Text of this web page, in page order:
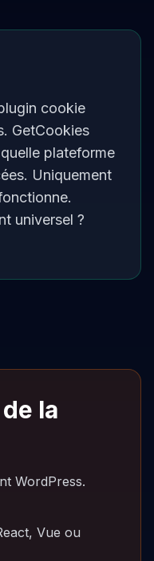
cookie
GetCookies
plateforme
Uniquement
universel ?
la
WordPress.
Vue ou